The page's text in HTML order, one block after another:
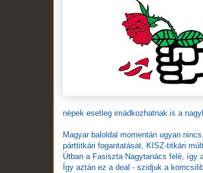
népek esetleg imádkozhatnak is a
Magyar baloldal momentán ugyan
párttitkári fogantatását, KISZ-titkári
Útban a Fasiszta Nagytanács felé, így
Így aztán ez a deal - szidjuk a